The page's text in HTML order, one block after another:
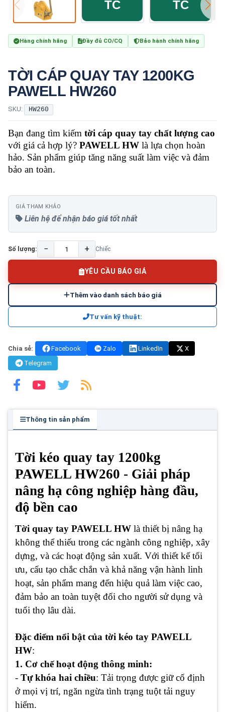
Hàng chính hãng Đầy đủ CO/CQ Bảo hành chính hãng
TỜI CÁP QUAY TAY 1200KG
PAWELL HW260
SKU: HW260
Bạn đang tìm kiếm tời cáp quay tay chất lượng cao
với giá cả hợp lý? PAWELL HW là lựa chọn hoàn
hảo. Sản phẩm giúp tăng năng suất làm việc và đảm
bảo an toàn.
GIÁ THAM KHẢO
Liên hệ để nhận báo giá tốt nhất
Số lượng: − + Chiếc
YÊU CẦU BÁO GIÁ
Thêm vào danh sách báo giá
Tư vấn kỹ thuật:
Chia sẻ: Facebook Zalo LinkedIn
X
Telegram
Thông tin sản phẩm
Tời kéo quay tay 1200kg
PAWELL HW260 - Giải pháp
nâng hạ công nghiệp hàng đầu,
độ bền cao
Tời quay tay PAWELL HW là thiết bị nâng hạ
không thể thiếu trong các ngành công nghiệp, xây
dựng, và các hoạt động sản xuất. Với thiết kế tối
ưu, cấu tạo chắc chắn và khả năng vận hành linh
hoạt, sản phẩm mang đến hiệu quả làm việc cao,
đảm bảo an toàn tuyệt đối cho người sử dụng và
tuổi thọ lâu dài.
Đặc điểm nổi bật của tời kéo tay PAWELL
HW:
1. Cơ chế hoạt động thông minh:
- Tự khóa hai chiều: Tải trọng được giữ cố định
ở mọi vị trí, ngăn ngừa tình trạng tuột tải nguy
hiểm.